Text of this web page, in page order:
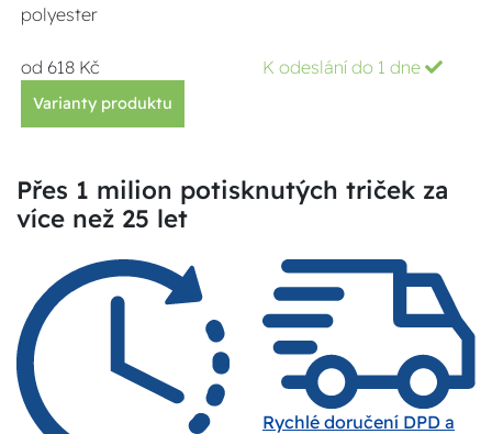
polyester
od 618 Kč K odeslání do 1 dne
Varianty produktu
Přes 1 milion potisknutých triček za
více než 25 let
Rychlé doručení DPD a